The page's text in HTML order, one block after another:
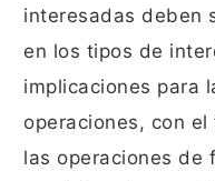
interesadas deben
en los tipos de
implicaciones para
operaciones, con
las operaciones de